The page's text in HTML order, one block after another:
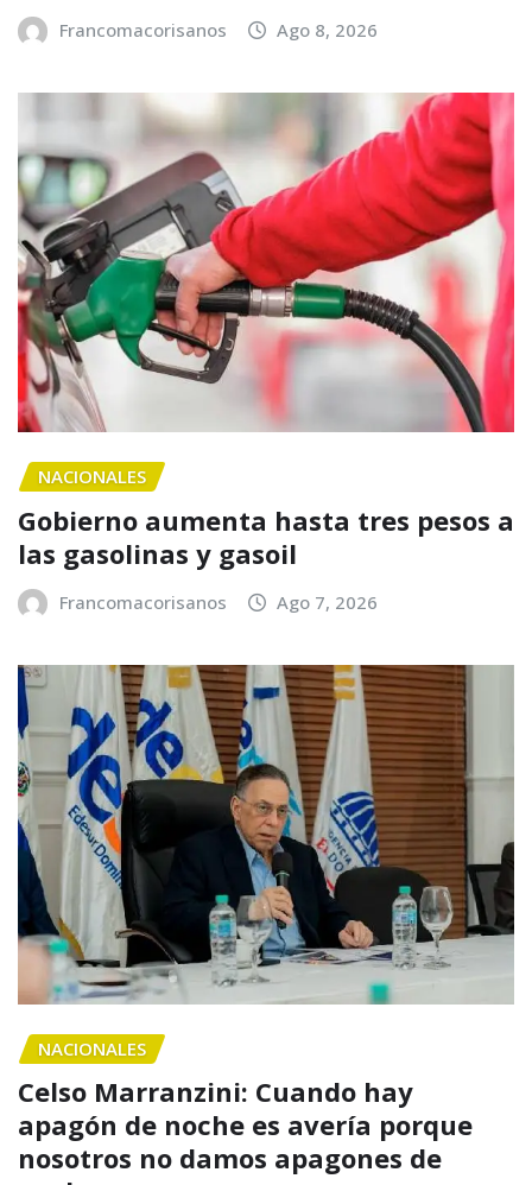
Francomacorisanos Ago 8, 2026
NACIONALES
Gobierno aumenta hasta tres pesos a
las gasolinas y gasoil
Francomacorisanos Ago 7, 2026
NACIONALES
Celso Marranzini: Cuando hay
apagón de noche es avería porque
nosotros no damos apagones de